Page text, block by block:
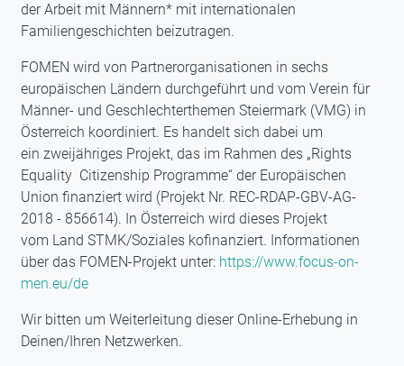
der Arbeit mit Männern* mit internationalen
Familiengeschichten beizutragen.
FOMEN wird von Partnerorganisationen in sechs
europäischen Ländern durchgeführt und vom Verein für
Männer- und Geschlechterthemen Steiermark (VMG) in
Österreich koordiniert. Es handelt sich dabei um
ein zweijähriges Projekt, das im Rahmen des „Rights
Equality Citizenship Programme“ der Europäischen
Union finanziert wird (Projekt Nr. REC-RDAP-GBV-AG-
2018 - 856614). In Österreich wird dieses Projekt
vom Land STMK/Soziales kofinanziert. Informationen
über das FOMEN-Projekt unter: https://www.focus-on-
men.eu/de
Wir bitten um Weiterleitung dieser Online-Erhebung in
Deinen/Ihren Netzwerken.